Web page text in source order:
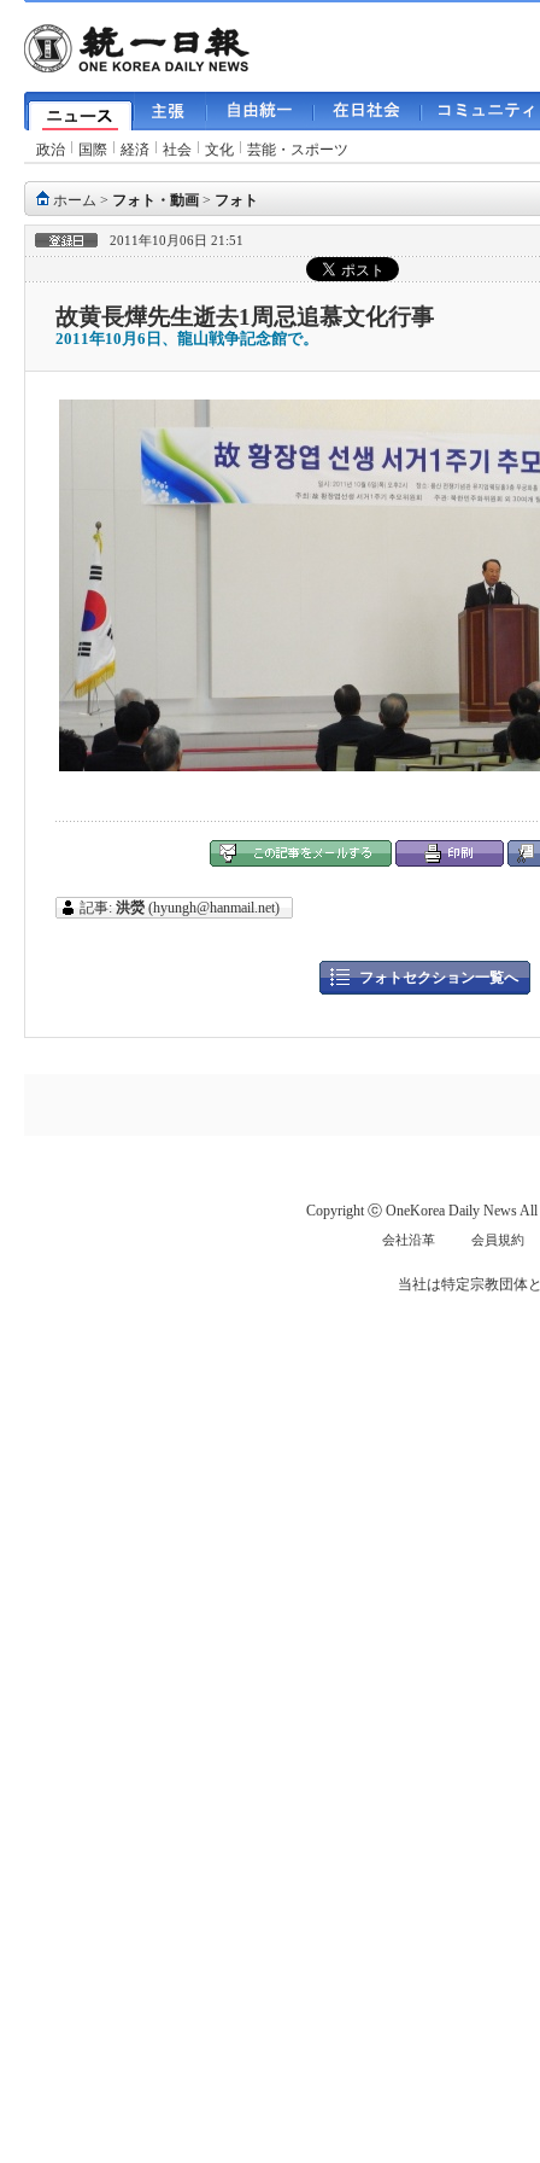
政治 国際 経済 社会 文化 芸能・スポーツ
ホーム > フォト・動画 > フォト
2011年10月06日 21:51
故黄長燁先生逝去1周忌追慕文化行事
2011年10月6日、龍山戦争記念館で。
記事: 洪熒 (hyungh@hanmail.net)
フォトセクション一覧へ
Copyright ⓒ OneKorea Daily News All
会社沿革 会員規約
当社は特定宗教団体